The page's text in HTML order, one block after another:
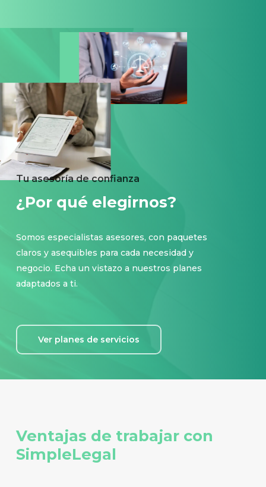
Tu asesoría de confianza
¿Por qué elegirnos?
Somos especialistas asesores, con paquetes
claros y asequibles para cada necesidad y
negocio. Echa un vistazo a nuestros planes
adaptados a ti.
Ver planes de servicios
Ventajas de trabajar con
SimpleLegal